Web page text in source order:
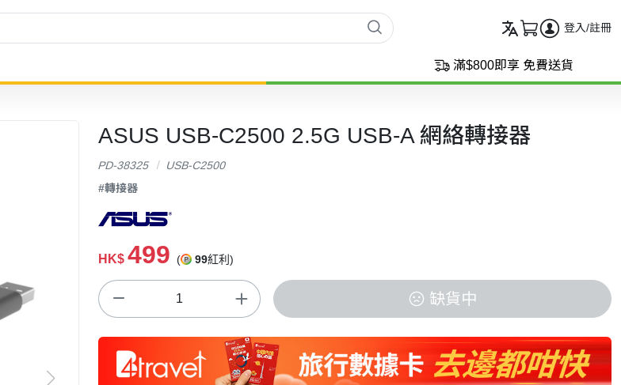
登入/註冊
滿$800即享 免費送貨
ASUS USB-C2500 2.5G USB-A 網絡轉接器
PD-38325
USB-C2500
#轉接器
HK$ 499 ( 99紅利)
缺貨中